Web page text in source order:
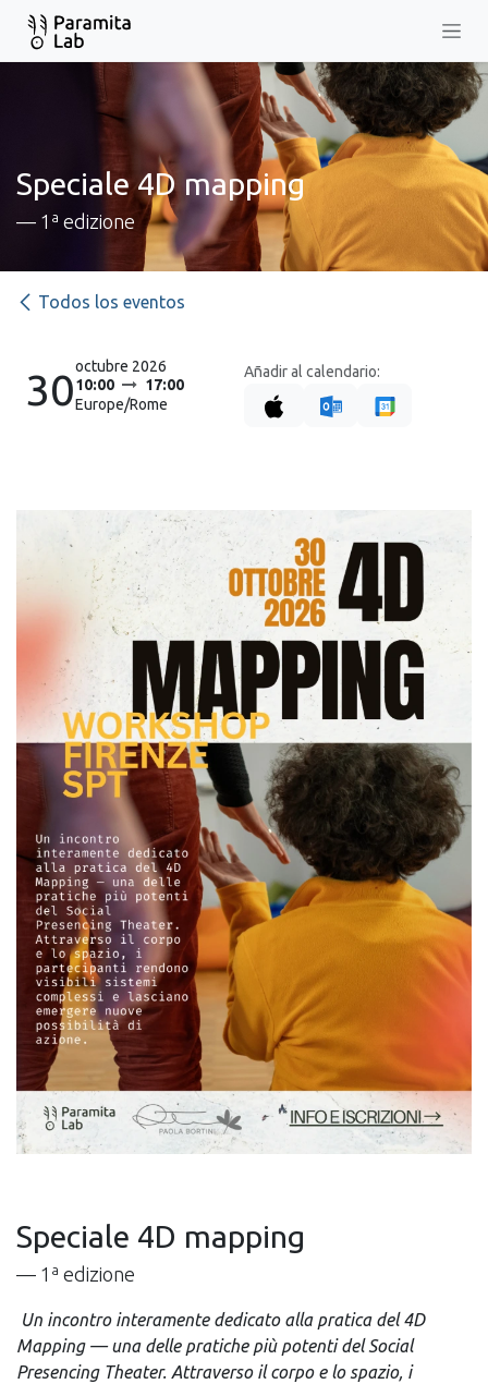
Ir al contenido
Speciale 4D mapping
— 1ª edizione
Todos los eventos
30octubre 2026
10:00
17:00
Europe/Rome
Añadir al calendario:
Speciale 4D mapping
— 1ª edizione
Un incontro interamente dedicato alla pratica del 4D
Mapping — una delle pratiche più potenti del Social
Presencing Theater. Attraverso il corpo e lo spazio, i